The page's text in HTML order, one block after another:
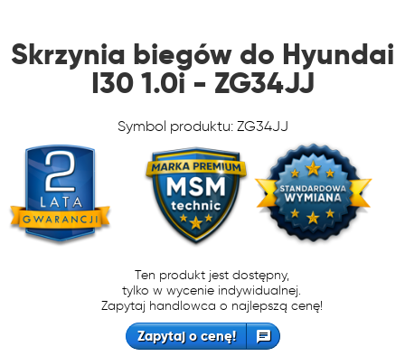
Skrzynia biegów do Hyundai
I30 1.0i - ZG34JJ
Symbol produktu: ZG34JJ
Ten produkt jest dostępny,
tylko w wycenie indywidualnej.
Zapytaj handlowca o najlepszą cenę!
Zapytaj o cenę!